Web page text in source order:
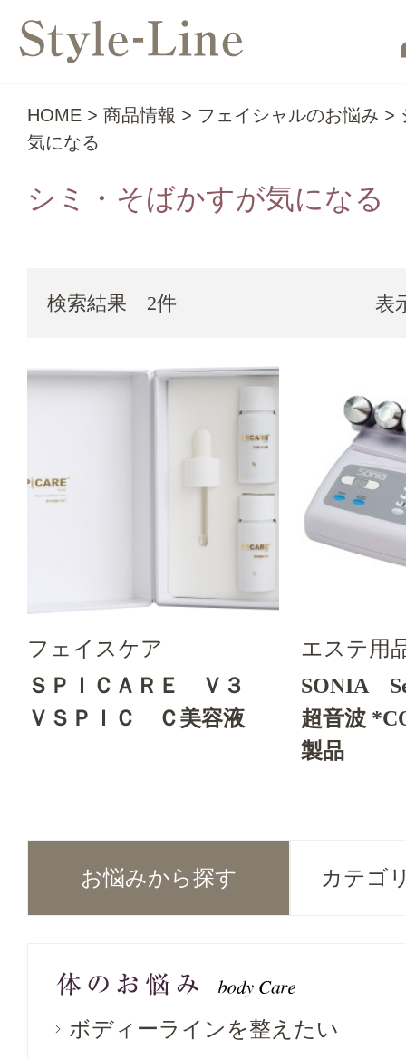
HOME > 商品情報 > フェイシャルのお悩み >
気になる
シミ・そばかすが気になる
検索結果 2件 表
フェイスケア
ＳＰＩＣＡＲＥ Ｖ３
ＶＳＰＩＣ Ｃ美容液
エステ用
SONIA
超音波
製品
お悩みから探す カテゴ
ボディーラインを整えたい